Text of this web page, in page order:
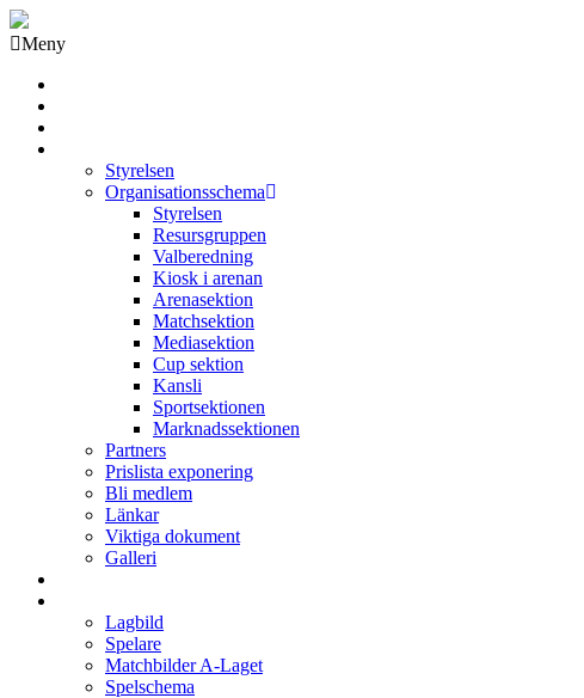
Meny
Styrelsen
Organisationsschema
Styrelsen
Resursgruppen
Valberedning
Kiosk i arenan
Arenasektion
Matchsektion
Mediasektion
Cup sektion
Kansli
Sportsektionen
Marknadssektionen
Partners
Prislista exponering
Bli medlem
Länkar
Viktiga dokument
Galleri
Lagbild
Spelare
Matchbilder A-Laget
Spelschema